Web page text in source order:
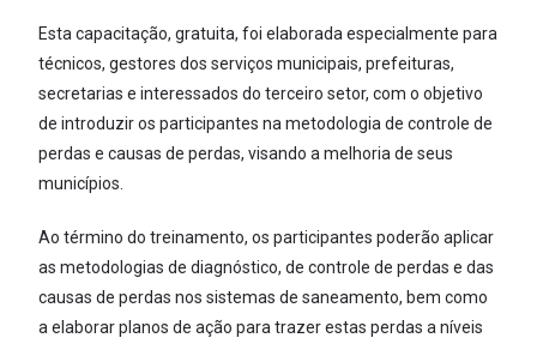
Esta capacitação, gratuita, foi elaborada especialmente para
técnicos, gestores dos serviços municipais, prefeituras,
secretarias e interessados do terceiro setor, com o objetivo
de introduzir os participantes na metodologia de controle de
perdas e causas de perdas, visando a melhoria de seus
municípios.
Ao término do treinamento, os participantes poderão aplicar
as metodologias de diagnóstico, de controle de perdas e das
causas de perdas nos sistemas de saneamento, bem como
a elaborar planos de ação para trazer estas perdas a níveis